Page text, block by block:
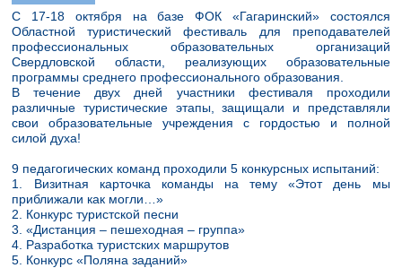
C 17-18 октября на базе ФОК «Гагаринский» состоялся
Областной туристический фестиваль для преподавателей
профессиональных образовательных организаций
Свердловской области, реализующих образовательные
программы среднего профессионального образования.
В течение двух дней участники фестиваля проходили
различные туристические этапы, защищали и представляли
свои образовательные учреждения с гордостью и полной
силой духа!
9 педагогических команд проходили 5 конкурсных испытаний:
1. Визитная карточка команды на тему «Этот день мы
приближали как могли…»
2. Конкурс туристской песни
3. «Дистанция – пешеходная – группа»
4. Разработка туристских маршрутов
5. Конкурс «Поляна заданий»